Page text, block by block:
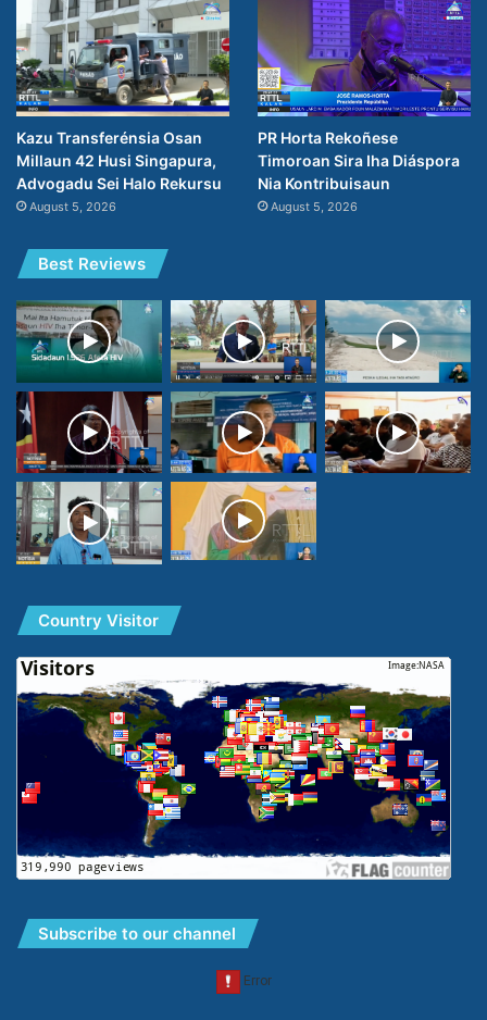
Kazu Transferénsia Osan
Millaun 42 Husi Singapura,
Advogadu Sei Halo Rekursu
August 5, 2026
PR Horta Rekoñese
Timoroan Sira Iha Diáspora
Nia Kontribuisaun
August 5, 2026
Best Reviews
Country Visitor
Subscribe to our channel